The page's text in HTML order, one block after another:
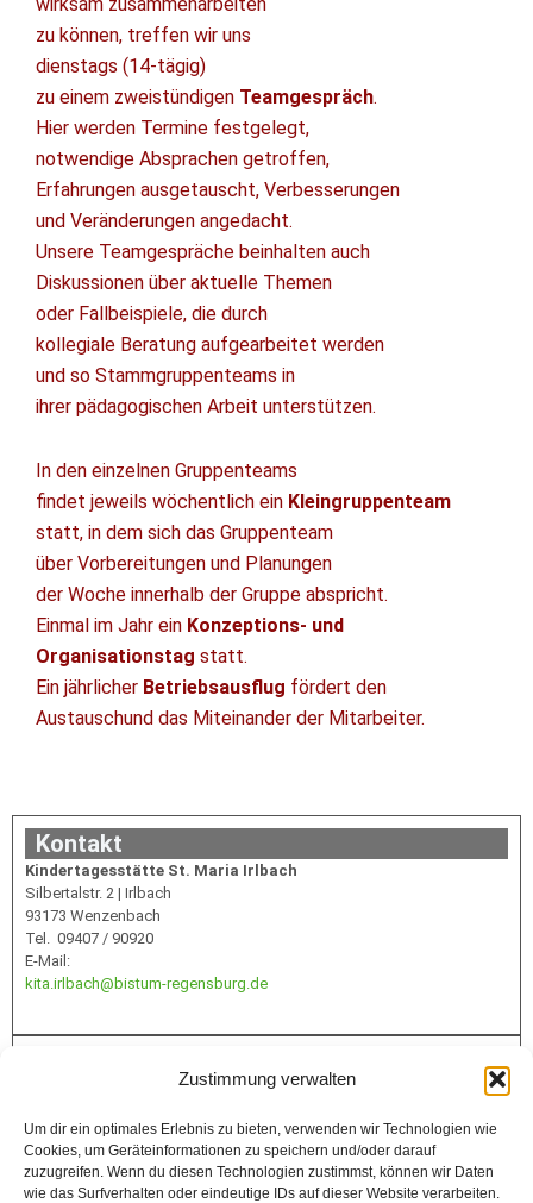
Zustimmung verwalten
Um dir ein optimales Erlebnis zu bieten, verwenden wir Technologien wie
Cookies, um Geräteinformationen zu speichern und/oder darauf
zuzugreifen. Wenn du diesen Technologien zustimmst, können wir Daten
wie das Surfverhalten oder eindeutige IDs auf dieser Website verarbeiten.
zu können, treffen wir uns
dienstags (14-tägig)
zu einem zweistündigen Teamgespräch.
Hier werden Termine festgelegt,
notwendige Absprachen getroffen,
Erfahrungen ausgetauscht, Verbesserungen
und Veränderungen angedacht.
Unsere Teamgespräche beinhalten auch
Diskussionen über aktuelle Themen
oder Fallbeispiele, die durch
kollegiale Beratung aufgearbeitet werden
und so Stammgruppenteams in
ihrer pädagogischen Arbeit unterstützen.
In den einzelnen Gruppenteams
findet jeweils wöchentlich ein Kleingruppenteam
statt, in dem sich das Gruppenteam
über Vorbereitungen und Planungen
der Woche innerhalb der Gruppe abspricht.
Einmal im Jahr ein Konzeptions- und
Organisationstag statt.
Ein jährlicher Betriebsausflug fördert den
Austauschund das Miteinander der Mitarbeiter.
Kontakt
Kindertagesstätte St. Maria Irlbach
Silbertalstr. 2 | Irlbach
93173 Wenzenbach
Tel. 09407 / 90920
E-Mail:
kita.irlbach@bistum-regensburg.de
Förderung